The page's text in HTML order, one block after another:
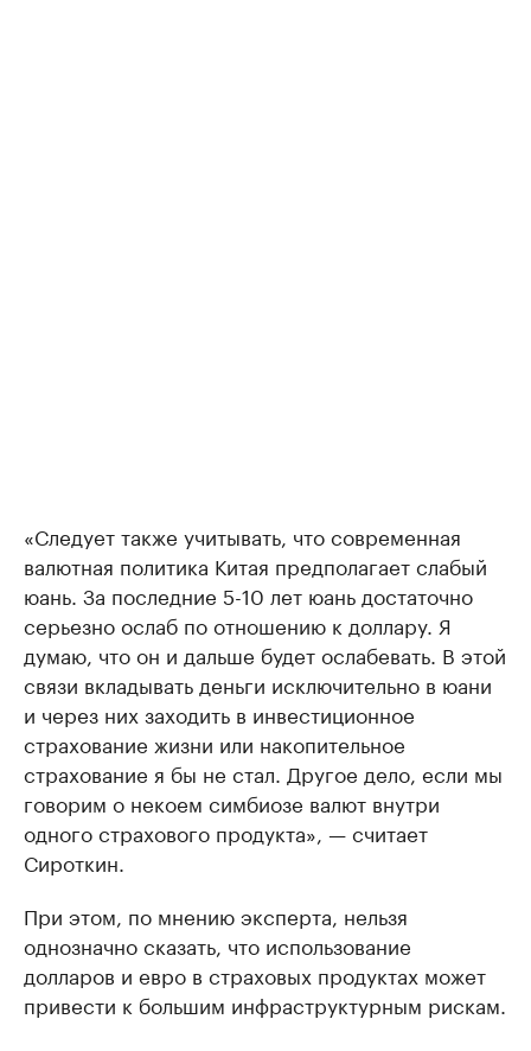
«Следует также учитывать, что современная
валютная политика Китая предполагает слабый
юань. За последние 5-10 лет юань достаточно
серьезно ослаб по отношению к доллару. Я
думаю, что он и дальше будет ослабевать. В этой
связи вкладывать деньги исключительно в юани
и через них заходить в инвестиционное
страхование жизни или накопительное
страхование я бы не стал. Другое дело, если мы
говорим о некоем симбиозе валют внутри
одного страхового продукта», — считает
Сироткин.
При этом, по мнению эксперта, нельзя
однозначно сказать, что использование
долларов и евро в страховых продуктах может
привести к большим инфраструктурным рискам.